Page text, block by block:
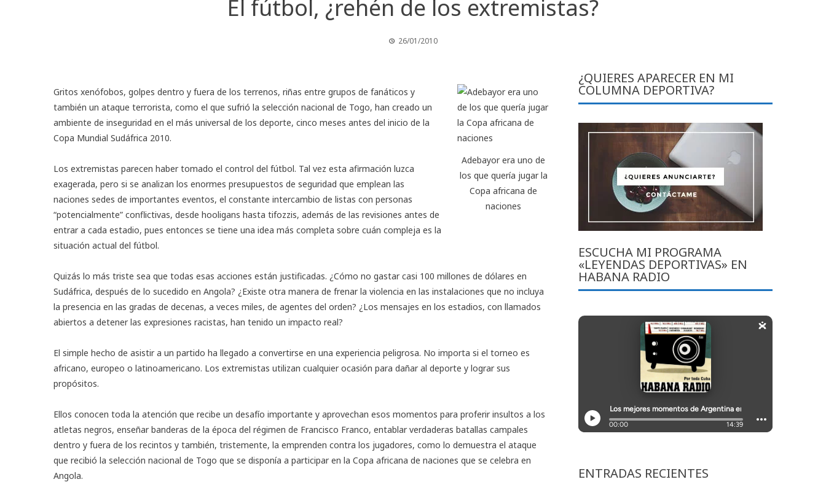
El fútbol, ¿rehén de los extremistas?
26/01/2010
Adebayor era uno de
los que quería jugar la
Copa africana de
naciones
Gritos xenófobos, golpes dentro y fuera de los terrenos, riñas entre grupos de fanáticos y
también un ataque terrorista, como el que sufrió la selección nacional de Togo, han creado un
ambiente de inseguridad en el más universal de los deporte, cinco meses antes del inicio de la
Copa Mundial Sudáfrica 2010.
Los extremistas parecen haber tomado el control del fútbol. Tal vez esta afirmación luzca
exagerada, pero si se analizan los enormes presupuestos de seguridad que emplean las
naciones sedes de importantes eventos, el constante intercambio de listas con personas
“potencialmente” conflictivas, desde hooligans hasta tifozzis, además de las revisiones antes de
entrar a cada estadio, pues entonces se tiene una idea más completa sobre cuán compleja es la
situación actual del fútbol.
Quizás lo más triste sea que todas esas acciones están justificadas. ¿Cómo no gastar casi 100 millones de dólares en
Sudáfrica, después de lo sucedido en Angola? ¿Existe otra manera de frenar la violencia en las instalaciones que no incluya
la presencia en las gradas de decenas, a veces miles, de agentes del orden? ¿Los mensajes en los estadios, con llamados
abiertos a detener las expresiones racistas, han tenido un impacto real?
El simple hecho de asistir a un partido ha llegado a convertirse en una experiencia peligrosa. No importa si el torneo es
africano, europeo o latinoamericano. Los extremistas utilizan cualquier ocasión para dañar al deporte y lograr sus
propósitos.
Ellos conocen toda la atención que recibe un desafío importante y aprovechan esos momentos para proferir insultos a los
atletas negros, enseñar banderas de la época del régimen de Francisco Franco, entablar verdaderas batallas campales
dentro y fuera de los recintos y también, tristemente, la emprenden contra los jugadores, como lo demuestra el ataque
que recibió la selección nacional de Togo que se disponía a participar en la Copa africana de naciones que se celebra en
Angola.
¿QUIERES APARECER EN MI
COLUMNA DEPORTIVA?
ESCUCHA MI PROGRAMA
«LEYENDAS DEPORTIVAS» EN
HABANA RADIO
ENTRADAS RECIENTES